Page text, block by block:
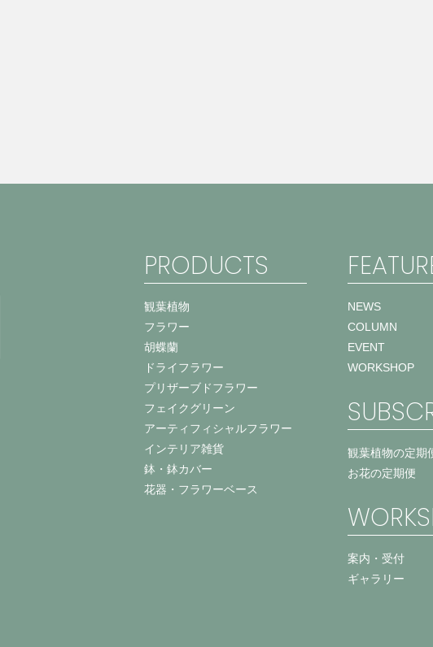
PRODUCTS
観葉植物
フラワー
胡蝶蘭
ドライフラワー
プリザーブドフラワー
フェイクグリーン
アーティフィシャルフラワー
インテリア雑貨
鉢・鉢カバー
花器・フラワーベース
NEWS
COLUMN
EVENT
WORKSHOP
観葉植物の定期
お花の定期便
案内・受付
ギャラリー